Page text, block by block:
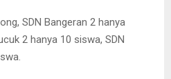
SDN Bangeran 2 hanya
2 hanya 10 siswa, SDN